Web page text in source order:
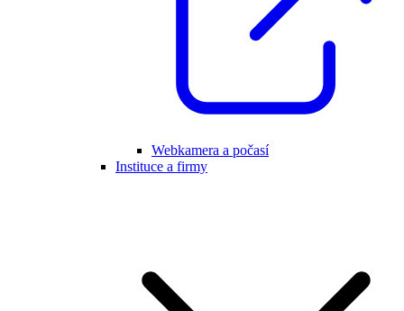
Webkamera a počasí
Instituce a firmy